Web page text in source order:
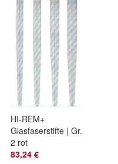
HI-REM+
Glasfaserstifte | Gr.
2 rot
83,24 €